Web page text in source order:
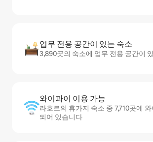
업무 전용 공간이 있는 숙소
3,890곳의 숙소에 업무 전용 공간이
와이파이 이용 가능
라호르의 휴가지 숙소 중 7,710곳에
되어 있습니다